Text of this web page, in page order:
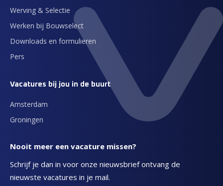
Werving & Selectie
Werken bij Bouwselect
Downloads en formulieren
Pers
Vacatures bij jou in de buurt
Amsterdam
Groningen
Nooit meer een vacature missen?
Schrijf je dan in voor onze nieuwsbrief ontvang de
nieuwste vacatures in je mail.